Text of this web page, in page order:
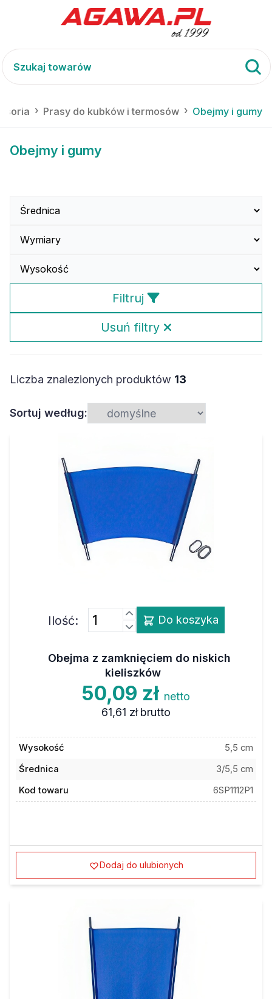
Prasy do kubków i termosów Obejmy i gumy
Obejmy i gumy
Filtruj
Usuń filtry
Liczba znalezionych produktów 13
Sortuj według:
Ilość: Do koszyka
Obejma z zamknięciem do niskich
kieliszków
50,09 zł netto
61,61 zł brutto
Wysokość
5,5 cm
Średnica
3/5,5 cm
Kod towaru
6SP1112P1
Dodaj do ulubionych